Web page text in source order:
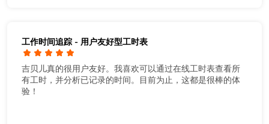
工作时间追踪 - 用户友好型工时表
吉贝儿真的很用户友好。我喜欢可以通过在线工时表查看所
有工时，并分析已记录的时间。目前为止，这都是很棒的体
验！